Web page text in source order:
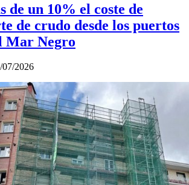
de un 10% el coste de
de crudo desde los puertos
Mar Negro
07/2026